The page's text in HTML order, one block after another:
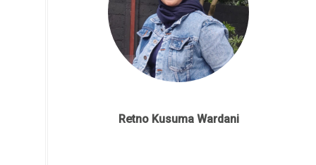
Retno Kusuma Wardani